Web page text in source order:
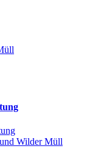
Wilder Müll